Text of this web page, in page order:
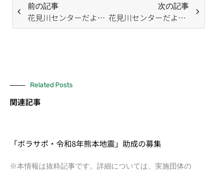
前の記事
花見川センターだより（6月号）
次の記事
花見川センターだより（8月号）
Related Posts
関連記事
「ボラサポ・令和8年熊本地震」助成の募集
※本情報は抜粋記事です。詳細については、実施団体の